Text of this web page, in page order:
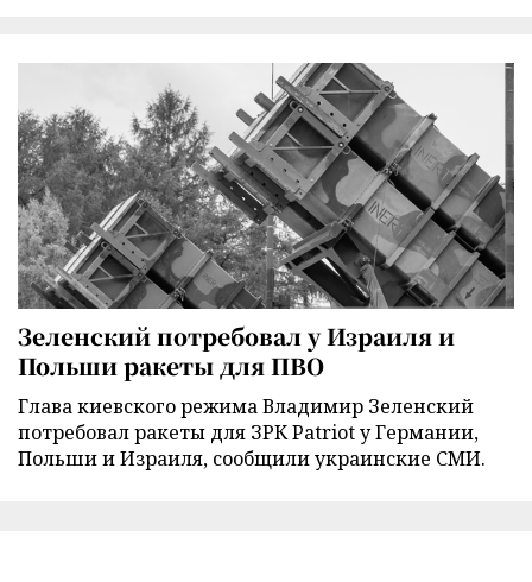
Зеленский потребовал у Израиля и
Польши ракеты для ПВО
Глава киевского режима Владимир Зеленский
потребовал ракеты для ЗРК Patriot у Германии,
Польши и Израиля, сообщили украинские СМИ.